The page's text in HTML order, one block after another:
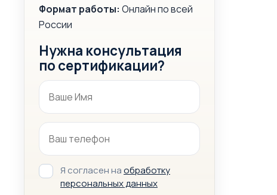
Формат работы: Онлайн по всей
России
Нужна консультация
по сертификации?
Я согласен наобработку
персональных данных